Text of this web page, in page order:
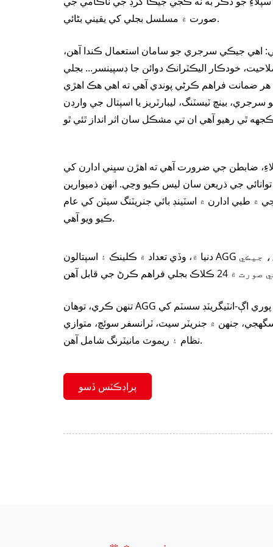
صورت ۾ مسلسل بجلي کي يقيني بڻائي.
اهي جيڪي سرجري جو سامان استعمال ڪندا آهن،
خودڪار اليڪٽرانڪ دوائن جا ڊسپينسر... بجلي
ضمانت فراهم ڪرڻي پوندي آهي ته اهي هڪ اهڙي
بينچ ٽيسٽنگ، ليبارٽريز يا اسپتال جي وارڊن
ضابطن جي ضرورت آهي ته اهڙن سڀني ادارن کي
جي ذريعن سان ليس ڪيو وڃي. انهن ذميوارين
طبي ادارن ۾ اسٽينڊ بائي جنريٽنگ سيٽن کي عام
ڪيو ويو آهي.
دنيا ۾، وڏي تعداد ۾ ڪلينڪ ۽ اسپتالون AGG پاور جنريٽنگ سيٽن سان ليس آهن، جيڪي
تنهن ڪري، توهان AGG پاور تي ڀروسو ڪري سگهو ٿا ته جيئن پوري اڳ-انٽيگريٽڊ سسٽم کي
جنهن ۾ جنريٽر سيٽ، ٽرانسفر سوئچ، متوازي
نظام ۽ ريموٽ مانيٽرنگ شامل آهن.
پراڊڪٽس ڏسو